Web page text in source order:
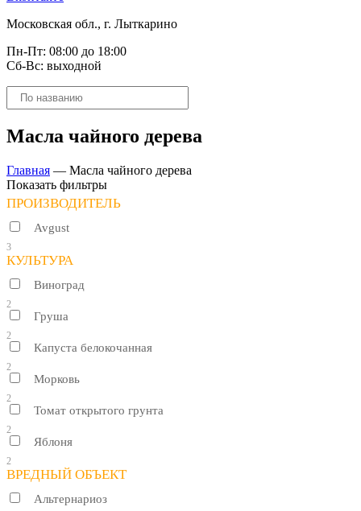
Московская обл., г. Лыткарино
Пн-Пт: 08:00 до 18:00
Сб-Вс: выходной
Поиск
товаров
Масла чайного дерева
Главная — Масла чайного дерева
Показать фильтры
ПРОИЗВОДИТЕЛЬ
Avgust
3
КУЛЬТУРА
Виноград
2
Груша
2
Капуста белокочанная
2
Морковь
2
Томат открытого грунта
2
Яблоня
2
ВРЕДНЫЙ ОБЪЕКТ
Альтернариоз